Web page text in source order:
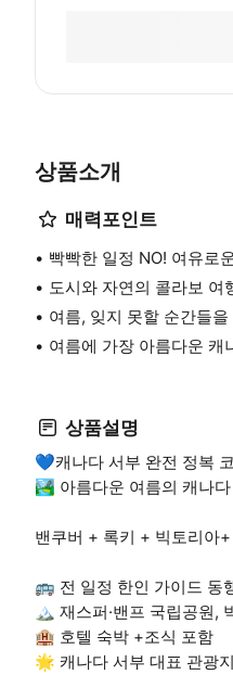
상품소개
매력포인트
빡빡한 일정 NO! 여유로
도시와 자연의 콜라보 여
여름, 잊지 못할 순간들
여름에 가장 아름다운 캐
상품설명
💙캐나다 서부 완전 정복
🏞️ 아름다운 여름의 캐나
밴쿠버 + 록키 + 빅토리아
🚌 전 일정 한인 가이드 동
🏔️ 재스퍼·밴프 국립공원,
🏨 호텔 숙박 +조식 포함
🌟 캐나다 서부 대표 관광